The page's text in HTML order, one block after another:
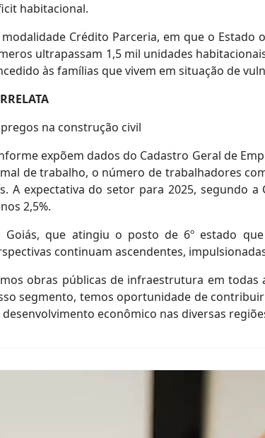
habitacional.
modalidade Crédito Parceria, em que o
ultrapassam 1,5 mil unidades
às famílias que vivem em situação de
na construção civil
expõem dados do Cadastro Geral de
de trabalho, o número de trabalhadores
A expectativa do setor para 2025, segundo
2,5%.
Goiás, que atingiu o posto de 6º estado
continuam ascendentes,
obras públicas de infraestrutura em
segmento, temos oportunidade de
desenvolvimento econômico nas diversas